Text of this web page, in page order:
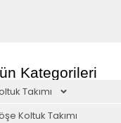
Kategorileri
Takımı
Koltuk Takımı